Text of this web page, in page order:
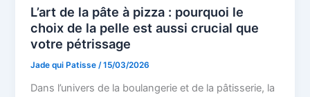
L’art de la pâte à pizza : pourquoi le
choix de la pelle est aussi crucial que
votre pétrissage
Jade qui Patisse/15/03/2026
Dans l’univers de la boulangerie et de la pâtisserie, la